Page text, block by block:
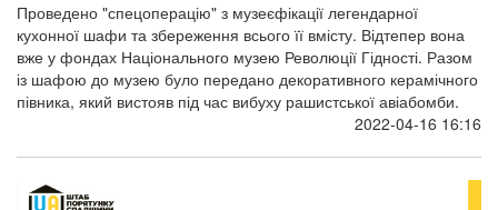
Проведено "спецоперацію" з музеєфікації легендарної
кухонної шафи та збереження всього її вмісту. Відтепер вона
вже у фондах Національного музею Революції Гідності. Разом
із шафою до музею було передано декоративного керамічного
півника, який вистояв під час вибуху рашистської авіабомби.
2022-04-16 16:16